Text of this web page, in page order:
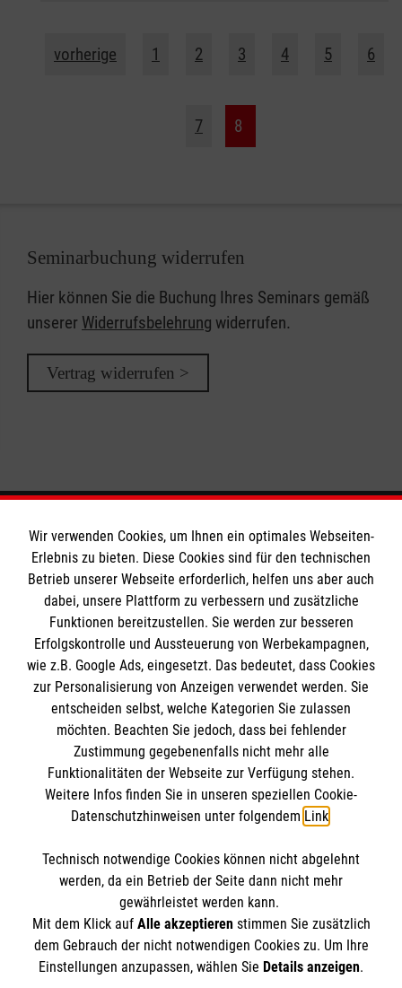
vorherige 1 2 3 4 5 6
7 8
Seminarbuchung widerrufen
Hier können Sie die Buchung Ihres Seminars gemäß
unserer Widerrufsbelehrung widerrufen.
Vertrag widerrufen >
Informationen
Impressum
Datenschutz
Kontakt
Barrierefreiheit
Die Malteser
Malteser in Deutschland
Malteserorden
Sharepoint
Spendenkonto
Empfänger: Malteser Hilfsdienst e.V.
IBAN: DE95 3706 0120 1201 2005 19
BIC: GENODED1PA7
So finden Sie uns
Malteser Hilfsdienst e.V. / gemeinnützige GmbH
Regional- und Landesgeschäftsstelle
Der Malteser Hilfsdienst e.V. ist als eingetragene
gemeinnützige Organisation von der Körperschaft- und
Wir verwenden Cookies, um Ihnen ein optimales Webseiten-
Erlebnis zu bieten. Diese Cookies sind für den technischen
Betrieb unserer Webseite erforderlich, helfen uns aber auch
dabei, unsere Plattform zu verbessern und zusätzliche
Funktionen bereitzustellen. Sie werden zur besseren
Erfolgskontrolle und Aussteuerung von Werbekampagnen,
wie z.B. Google Ads, eingesetzt. Das bedeutet, dass Cookies
zur Personalisierung von Anzeigen verwendet werden. Sie
entscheiden selbst, welche Kategorien Sie zulassen
möchten. Beachten Sie jedoch, dass bei fehlender
Zustimmung gegebenenfalls nicht mehr alle
Funktionalitäten der Webseite zur Verfügung stehen.
Weitere Infos finden Sie in unseren speziellen Cookie-
Datenschutzhinweisen unter folgendem Link.
Technisch notwendige Cookies können nicht abgelehnt
werden, da ein Betrieb der Seite dann nicht mehr
gewährleistet werden kann.
Mit dem Klick auf Alle akzeptierenstimmen Sie zusätzlich
dem Gebrauch der nicht notwendigen Cookies zu. Um Ihre
Einstellungen anzupassen, wählen Sie Details anzeigen.